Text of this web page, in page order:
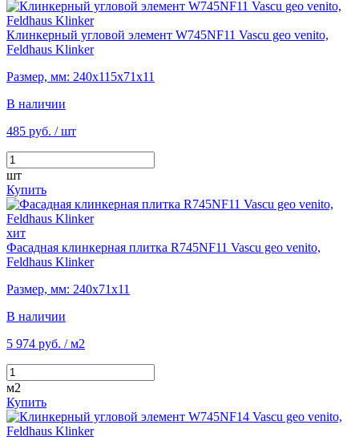
Клинкерный угловой элемент W745NF11 Vascu geo venito,
Feldhaus Klinker
Размер, мм: 240х115х71х11
В наличии
485 руб. / шт
шт
Купить
хит
Фасадная клинкерная плитка R745NF11 Vascu geo venito,
Feldhaus Klinker
Размер, мм: 240х71х11
В наличии
5 974 руб. / м2
м2
Купить